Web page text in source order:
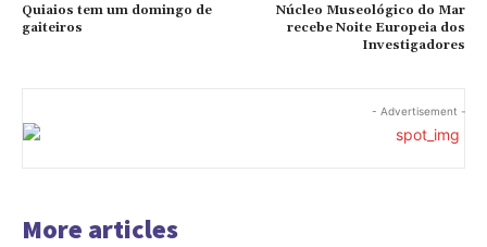
Quiaios tem um domingo de
gaiteiros
Núcleo Museológico do Mar
recebe Noite Europeia dos
Investigadores
- Advertisement -
More articles